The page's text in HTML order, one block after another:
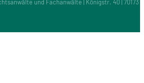
und Fachanwälte | Königstr. 40 | 70173